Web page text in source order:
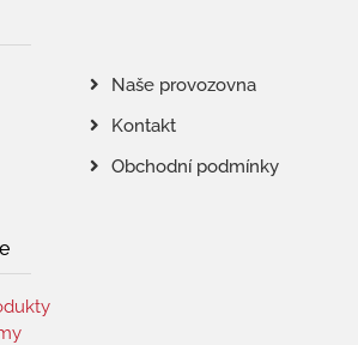
Naše provozovna
Kontakt
Obchodní podmínky